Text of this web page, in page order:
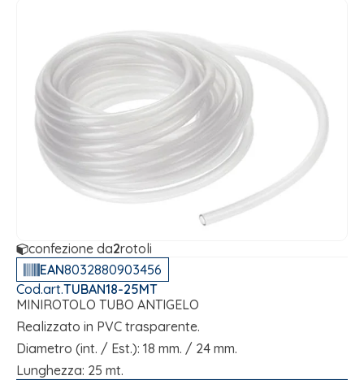
confezione da2rotoli
EAN8032880903456
Cod.art.TUBAN18-25MT
MINIROTOLO TUBO ANTIGELO
Realizzato in PVC trasparente.
Diametro (int. / Est.): 18 mm. / 24 mm.
Lunghezza: 25 mt.